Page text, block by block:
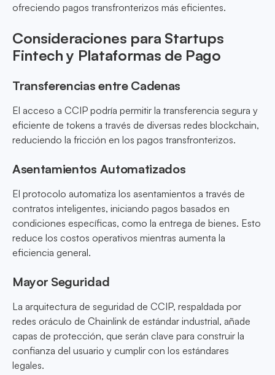
ofreciendo pagos transfronterizos más eficientes.
Consideraciones para Startups
Fintech y Plataformas de Pago
Transferencias entre Cadenas
El acceso a CCIP podría permitir la transferencia segura y
eficiente de tokens a través de diversas redes blockchain,
reduciendo la fricción en los pagos transfronterizos.
Asentamientos Automatizados
El protocolo automatiza los asentamientos a través de
contratos inteligentes, iniciando pagos basados en
condiciones específicas, como la entrega de bienes. Esto
reduce los costos operativos mientras aumenta la
eficiencia general.
Mayor Seguridad
La arquitectura de seguridad de CCIP, respaldada por
redes oráculo de Chainlink de estándar industrial, añade
capas de protección, que serán clave para construir la
confianza del usuario y cumplir con los estándares
legales.